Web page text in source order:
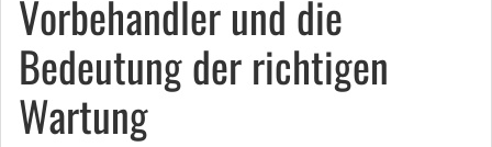
Vorbehandler und die
Bedeutung der richtigen
Wartung